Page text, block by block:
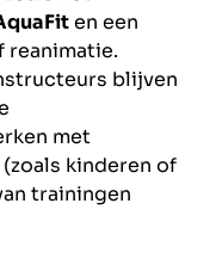
en een
reanimatie.
blijven
met
kinderen of
trainingen